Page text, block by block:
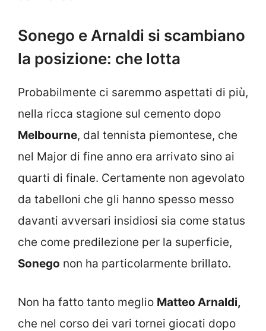
Sonego e Arnaldi si scambiano
la posizione: che lotta
Probabilmente ci saremmo aspettati di più,
nella ricca stagione sul cemento dopo
Melbourne, dal tennista piemontese, che
nel Major di fine anno era arrivato sino ai
quarti di finale. Certamente non agevolato
da tabelloni che gli hanno spesso messo
davanti avversari insidiosi sia come status
che come predilezione per la superficie,
Sonego non ha particolarmente brillato.
Non ha fatto tanto meglio Matteo Arnaldi,
che nel corso dei vari tornei giocati dopo